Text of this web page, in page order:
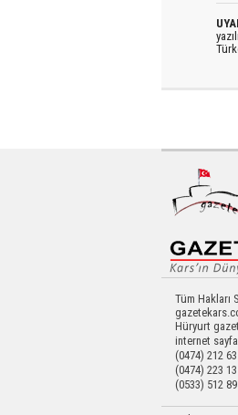
Tüm Hakları
Hüryurt
internet
(0474) 212
(0474) 223
(0533) 512